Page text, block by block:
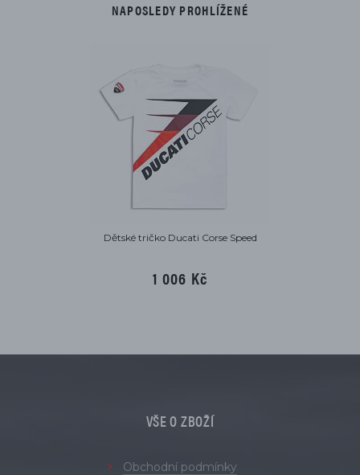
NAPOSLEDY PROHLÍŽENÉ
Dětské tričko Ducati Corse Speed
1 006 Kč
VŠE O ZBOŽÍ
Obchodní podmínky